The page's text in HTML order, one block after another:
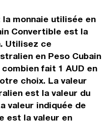
monnaie utilisée en
Convertible est la
Utilisez ce
en Peso Cubain
fait 1 AUD en
choix. La valeur
est la valeur du
valeur indiquée de
est la valeur en